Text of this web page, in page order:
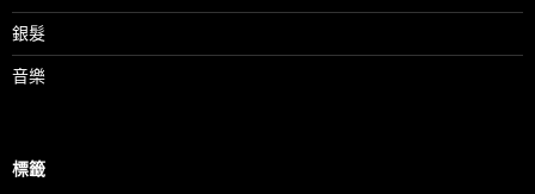
銀髮
音樂
標籤